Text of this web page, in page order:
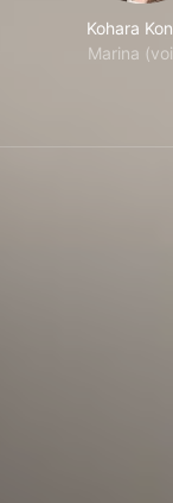
Kohara
Marina